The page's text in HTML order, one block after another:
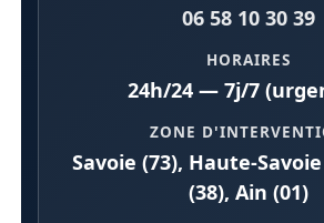
06 58 10 30 39
HORAIRES
24h/24 — 7j/7
ZONE
Savoie (73), Haute-
(38), Ain (01)